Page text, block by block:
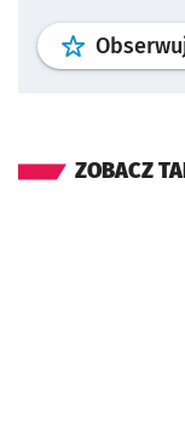
ZOBACZ